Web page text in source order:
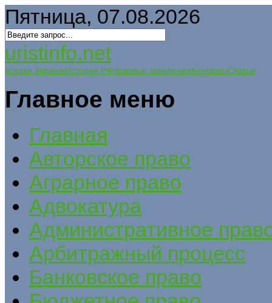
Пятница, 07.08.2026
uristinfo.net
Історія УкраїниИстория РФИсковые заявленияКонтактыСтатьи
Главное меню
Главная
Авторское право
Аграрное право
Адвокатура
Административное
Арбитражный процесс
Банковское право